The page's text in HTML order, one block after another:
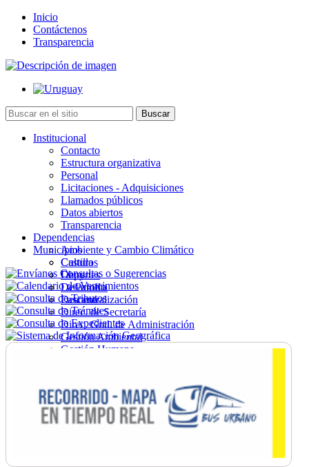
Inicio
Contáctenos
Transparencia
Institucional
Contacto
Estructura organizativa
Personal
Licitaciones - Adquisiciones
Llamados públicos
Datos abiertos
Transparencia
Dependencias
Ambiente y Cambio Climático
Cultura
Deportes
Desarrollo
Descentralización
Direc. de Secretaría
Direc. Gral. de Administración
Gestión Ambiental
Gestión Humana
Ordenamiento
Promoción Social
Salud
Secretaría General
Municipios
Castillos
Chuy
La Paloma
Lascano